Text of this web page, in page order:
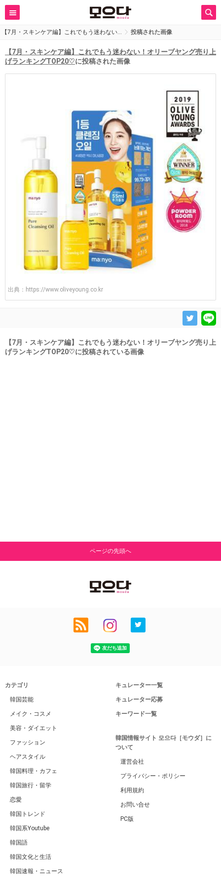
【7月・スキンケア編】これでもう迷わない… 投稿された画像
【7月・スキンケア編】これでもう迷わない！オリーブヤング売り上
げランキングTOP20♡に投稿された画像
出典： https://www.oliveyoung.co.kr
【7月・スキンケア編】これでもう迷わない！オリーブヤング売り上
げランキングTOP20♡に投稿されている画像
ページの先頭へ
カテゴリ
韓国芸能
メイク・コスメ
美容・ダイエット
ファッション
ヘアスタイル
韓国料理・カフェ
韓国旅行・留学
恋愛
韓国トレンド
韓国系Youtube
韓国語
韓国文化と生活
韓国速報・ニュース
キュレーター一覧
キュレーター応募
キーワード一覧
韓国情報サイト 모으다［モウダ］に
ついて
運営会社
プライバシー・ポリシー
利用規約
お問い合せ
PC版